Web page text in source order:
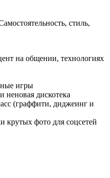
стиль,
на общении, технологиях
игры
неновая дискотека
(граффити, диджеинг и
крутых фото для соцсетей